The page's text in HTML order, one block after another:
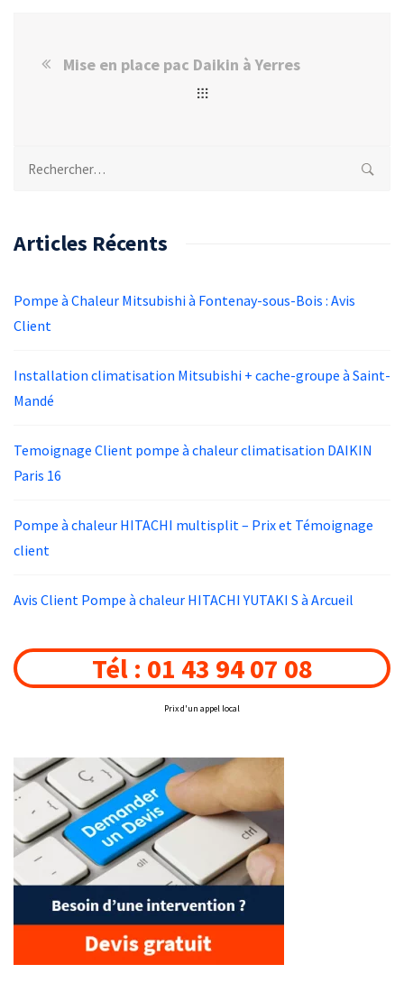
Mise en place pac Daikin à Yerres
Rechercher :
Articles Récents
Pompe à Chaleur Mitsubishi à Fontenay-sous-Bois : Avis
Client
Installation climatisation Mitsubishi + cache-groupe à Saint-
Mandé
Temoignage Client pompe à chaleur climatisation DAIKIN
Paris 16
Pompe à chaleur HITACHI multisplit – Prix et Témoignage
client
Avis Client Pompe à chaleur HITACHI YUTAKI S à Arcueil
Tél : 01 43 94 07 08
Prix d'un appel local